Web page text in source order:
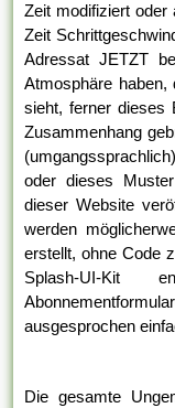
Zeit modifiziert oder
Zeit
Adressat JETZT
Atmosphäre
sieht, ferner dieses
Zusammenhang
oder dieses
dieser Website
werden
erstellt, ohne Code
Splash-UI-Kit
ausgesprochen
Die gesamte